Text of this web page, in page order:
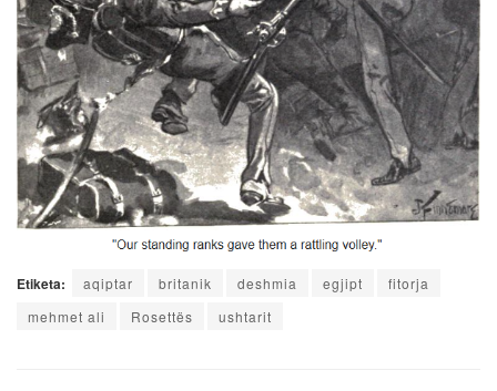
Etiketa: aqiptar britanik deshmia egjipt
fitorja
mehmet ali
Rosettës ushtarit